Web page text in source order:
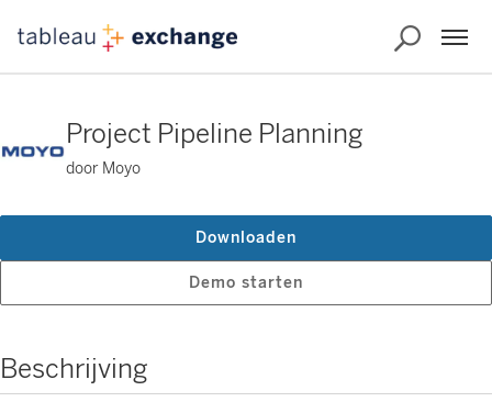
Project Pipeline Planning
door Moyo
Demo starten
Downloaden
Beschrijving